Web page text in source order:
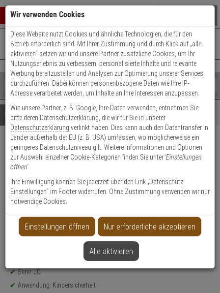
0 ARTIKEL IM WARENKORB
Ihr Warenkorb ist momentan leer.
Ergebnisse ()
Fertig
Shop
durchsuchen
Bitte
geben
Sie
mindestens
Zeichen
ein,
um
Suche
Es
wurde
noch
Kategorien
Suche
gestartet
+49 (0)821 899 493-0Mo. - Do.: 8:00 - 16:30 | Fr.: 8:00 - 14:00 Uhr
Kontaktservice nutzen
Details Beratung
ABUS
Steckdosensicherung JC2100A
Greta - 6 Stück
Produktmerkmale
Datenblatt drucken
Serie: JC
Anwendung: Kindersicherheit
Wir verwenden Cookies
Diese Website nutzt Cookies und ähnliche Technologien, die für den
Betrieb erforderlich sind. Mit Ihrer Zustimmung und durch Klick auf „alle
aktivieren“ setzen wir und unsere Partner zusätzliche Cookies, um Ihr
Nutzungserlebnis zu verbessern, personalisierte Inhalte und relevante
Werbung bereitzustellen und Analysen zur Optimierung unserer Services
durchzuführen. Dabei können personenbezogene Daten wie Ihre IP-
Adresse verarbeitet werden, um Inhalte an Ihre Interessen anzupassen.
Wie unsere Partner, z. B. Google , Ihre Daten verwenden, entnehmen Sie
bitte deren Datenschutzerklärung, die wir für Sie in unserer
Datenschutzerklärung verlinkt haben. Dies kann auch den Datentransfer in
Länder außerhalb der EU (z. B. USA) umfassen, wo möglicherweise ein
geringeres Datenschutzniveau gilt. Weitere Informationen und Optionen
zur Auswahl einzelner Cookie-Kategorien finden Sie unter 'Einstellungen
öffnen'.
Ihre Einwilligung können Sie jederzeit über den Link „Datenschutz
Einstellungen“ im Footer widerrufen. Ohne Zustimmung verwenden wir nur
notwendige Cookies.
Einstellungen öffnen Nur erforderliche akzeptieren
Alle aktivieren